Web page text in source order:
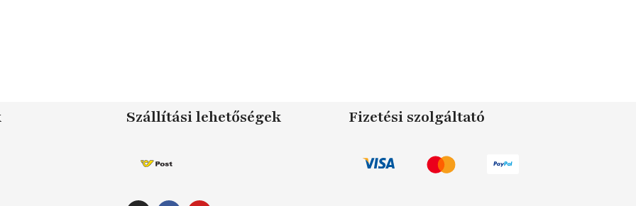
Szállítási lehetőségek Fizetési szolgáltató